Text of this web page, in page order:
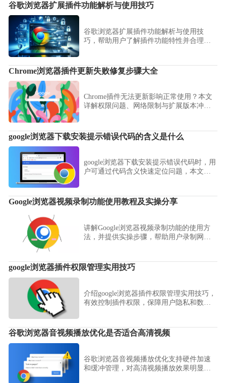
谷歌浏览器扩展插件功能解析与使用技巧
谷歌浏览器扩展插件功能解析与使用技
巧，帮助用户了解插件功能特性并合理应
Chrome浏览器插件更新失败修复步骤大全
Chrome插件无法更新影响正常使用？本文
详解权限问题、网络限制与扩展版本冲突
google浏览器下载安装提示错误代码的含义是什么
google浏览器下载安装提示错误代码时，用
户可通过代码含义快速定位问题，本文详
Google浏览器视频录制功能使用教程及实操分享
讲解Google浏览器视频录制功能的使用方
法，并提供实操步骤，帮助用户录制网页
google浏览器插件权限管理实用技巧
介绍google浏览器插件权限管理实用技巧，
有效控制插件权限，保障用户隐私和数据
谷歌浏览器音视频播放优化是否适合高清视频
谷歌浏览器音视频播放优化支持硬件加速
和缓冲管理，对高清视频播放效果明显。